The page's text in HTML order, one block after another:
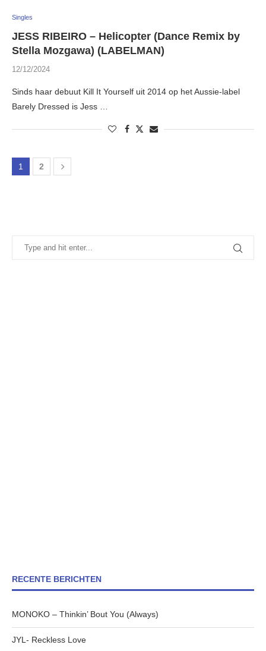
Singles
JESS RIBEIRO – Helicopter (Dance Remix by
Stella Mozgawa) (LABELMAN)
12/12/2024
Sinds haar debuut Kill It Yourself uit 2014 op het Aussie-label
Barely Dressed is Jess …
1 2
RECENTE BERICHTEN
MONOKO – Thinkin’ Bout You (Always)
JYL- Reckless Love